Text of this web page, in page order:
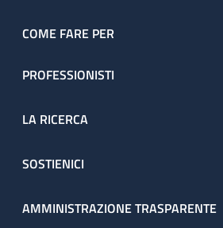
COME FARE PER
PROFESSIONISTI
LA RICERCA
SOSTIENICI
AMMINISTRAZIONE TRASPARENTE